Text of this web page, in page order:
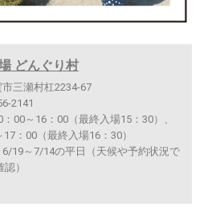
どんぐり村
三瀬村杠2234-67
2141
00～16：00（最終入場15：30）、
：00（最終入場16：30）
19～7/14の平日（天候や予約状況で
認）